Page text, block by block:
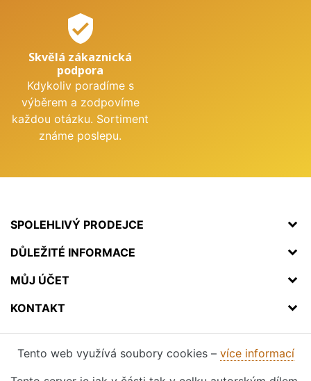
verified_user
Skvělá zákaznická
podpora
Kdykoliv poradíme s
výběrem a zodpovíme
každou otázku. Sortiment
známe poslepu.
SPOLEHLIVÝ PRODEJCE
DŮLEŽITÉ INFORMACE
MŮJ ÚČET
KONTAKT
Tento web využívá soubory cookies – více informací